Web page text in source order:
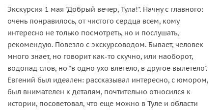
Экскурсия 1 мая "Добрый вечер, Тула!". Начну с главного:
очень понравилось, от чистого сердца всем, кому
интересно не только посмотреть, но и послушать,
рекомендую. Повезло с экскурсоводом. Бывает, человек
много знает, но говорит как-то скучно, или наоборот,
водопад слов, но "в одно ухо влетело, в другое вылетело".
Евгений был идеален: рассказывал интересно, с юмором,
был внимателен к деталям, почтительно относился к
истории, посоветовал, что еще можно в Туле и области